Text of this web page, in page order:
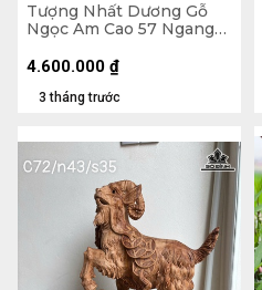
Tượng Nhất Dương Gỗ
Ngọc Am Cao 57 Ngang
3 tháng trước
4.600.000 ₫